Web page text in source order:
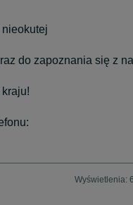
nieokutej
do zapoznania się z
kraju!
Wyświetlenia: